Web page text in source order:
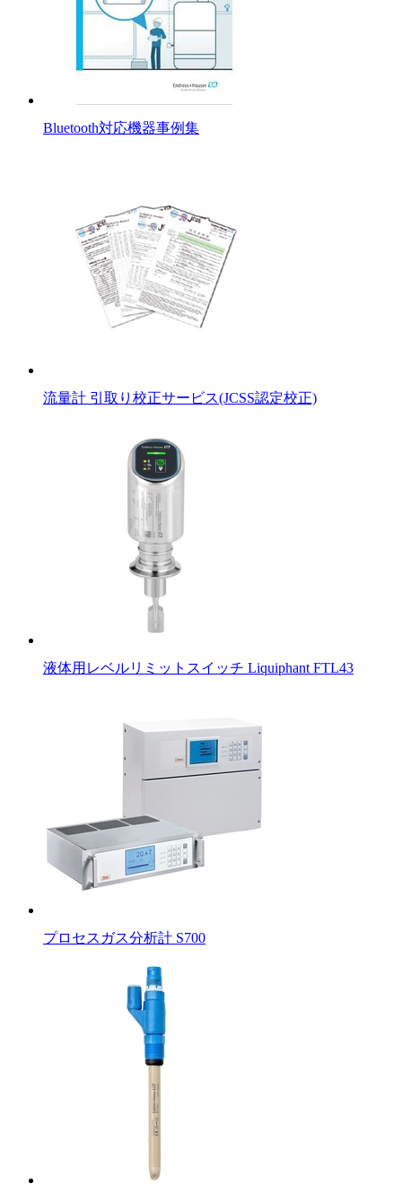
Bluetooth対応機器事例集
流量計 引取り校正サービス(JCSS認定校正)
液体用レベルリミットスイッチ Liquiphant FTL43
プロセスガス分析計 S700